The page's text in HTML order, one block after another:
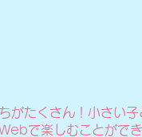
がたくさん！小さい
で楽しむことができ